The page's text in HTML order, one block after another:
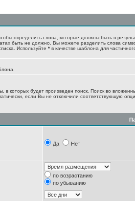
определить слова, которые должны быть в
быть не должно. Вы можете разделить слова
Используйте * в качестве шаблона для
которых будет произведен поиск. Поиск во
если Вы не отключили соответствующую
Да Нет
по возрастанию
по убыванию